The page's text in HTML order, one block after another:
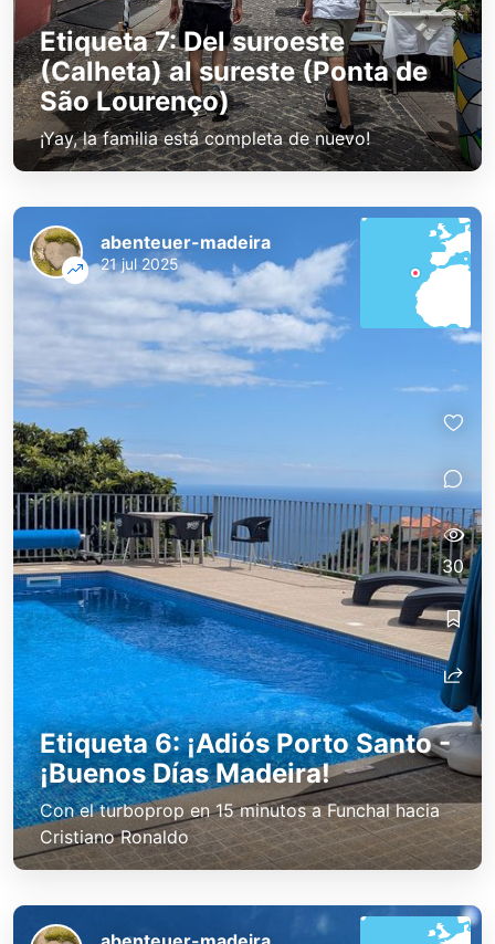
Etiqueta 7: Del suroeste
(Calheta) al sureste (Ponta de
São Lourenço)
¡Yay, la familia está completa de nuevo!
Etiqueta 6: ¡Adiós Porto Santo -
¡Buenos Días Madeira!
Con el turboprop en 15 minutos a Funchal hacia
Cristiano Ronaldo
abenteuer-madeira
21 jul 2025
30